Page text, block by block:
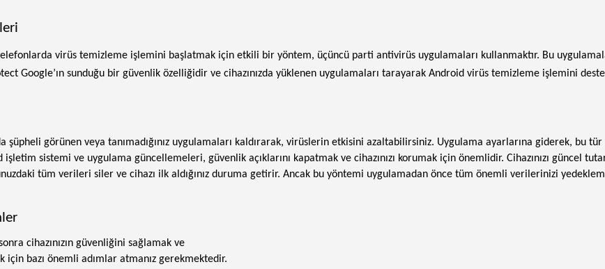
virüs temizleme işlemini başlatmak için etkili bir yöntem, üçüncü parti antivirüs uygulamaları kullanmaktır. Bu
Google’ın sunduğu bir güvenlik özelliğidir ve cihazınızda yüklenen uygulamaları tarayarak Android virüs temizleme işlemini
şüpheli görünen veya tanımadığınız uygulamaları kaldırarak, virüslerin etkisini azaltabilirsiniz. Uygulama ayarlarına giderek, bu
işletim sistemi ve uygulama güncellemeleri, güvenlik açıklarını kapatmak ve cihazınızı korumak için önemlidir. Cihazınızı güncel
tüm verileri siler ve cihazı ilk aldığınız duruma getirir. Ancak bu yöntemi uygulamadan önce tüm önemli verilerinizi
cihazınızın güvenliğini sağlamak ve
için bazı önemli adımlar atmanız gerekmektedir.